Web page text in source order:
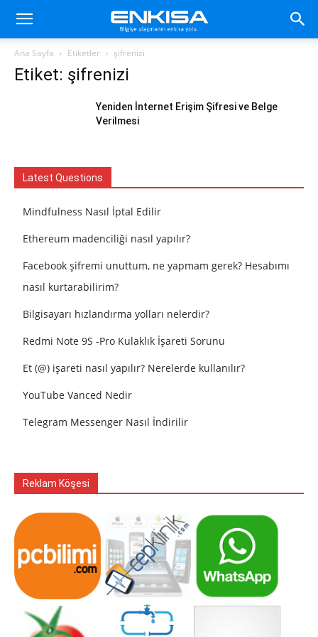
Ana Sayfa Etiketler şifrenizi
Etiket: şifrenizi
Yeniden İnternet Erişim Şifresi ve Belge
Verilmesi
Latest Questions
Mindfulness Nasıl İptal Edilir
Ethereum madenciliği nasıl yapılır?
Facebook şifremi unuttum, ne yapmam gerek? Hesabımı
nasıl kurtarabilirim?
Bilgisayarı hızlandırma yolları nelerdir?
Redmi Note 9S -Pro Kulaklık İşareti Sorunu
Et (@) işareti nasıl yapılır? Nerelerde kullanılır?
YouTube Vanced Nedir
Telegram Messenger Nasıl İndirilir
Reklam Köşesi